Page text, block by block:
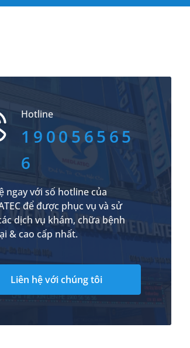
Hotline
190056565
6
ngay với số hotline của
để được phục vụ và sử
dịch vụ khám, chữa bệnh
& cao cấp nhất.
Liên hệ với chúng tôi